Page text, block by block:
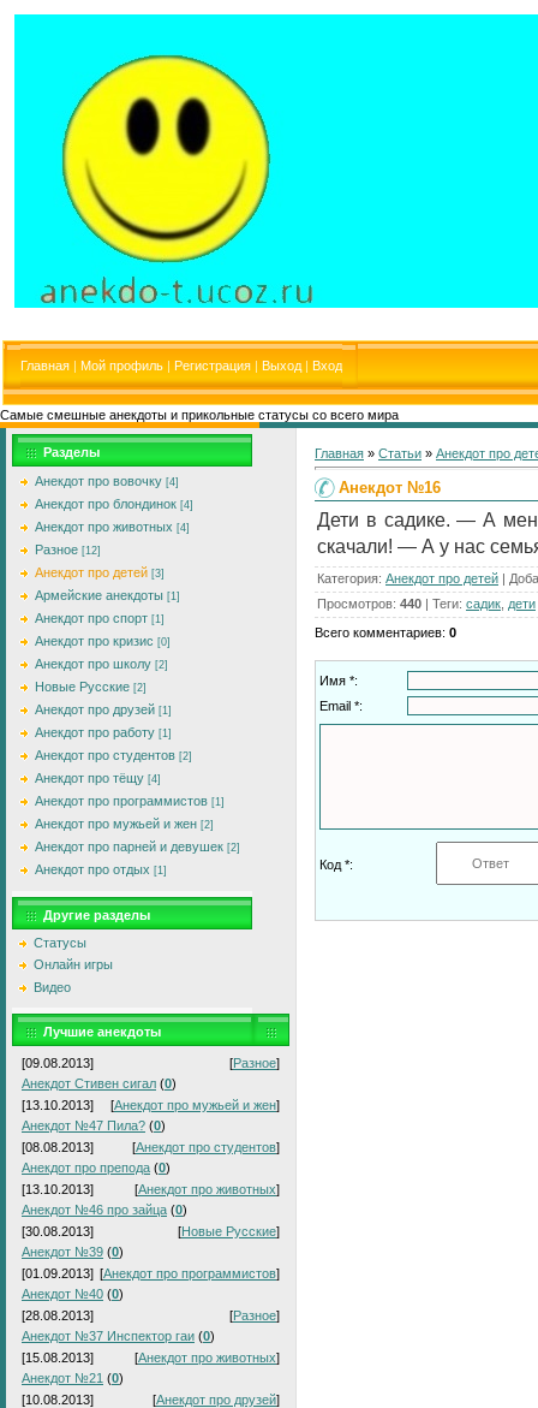
Главная | Мой профиль | Регистрация | Выход | Вход
Самые смешные анекдоты и прикольные статусы со всего мира
Разделы
Анекдот про вовочку [4]
Анекдот про блондинок [4]
Анекдот про животных [4]
Разное [12]
Анекдот про детей [3]
Армейские анекдоты [1]
Анекдот про спорт [1]
Анекдот про кризис [0]
Анекдот про школу [2]
Новые Русские [2]
Анекдот про друзей [1]
Анекдот про работу [1]
Анекдот про студентов [2]
Анекдот про тёщу [4]
Анекдот про программистов [1]
Анекдот про мужьей и жен [2]
Анекдот про парней и девушек [2]
Анекдот про отдых [1]
Другие разделы
Статусы
Онлайн игры
Видео
Лучшие анекдоты
[09.08.2013] [Разное]
Анекдот Стивен сигал (0)
[13.10.2013]
[Анекдот про мужьей и жен]
Анекдот №47 Пила? (0)
[08.08.2013]
[Анекдот про студентов]
Анекдот про препода (0)
[13.10.2013]
[Анекдот про животных]
Анекдот №46 про зайца (0)
[30.08.2013]
[Новые Русские]
Анекдот №39 (0)
[01.09.2013] [Анекдот про программистов]
Анекдот №40 (0)
[28.08.2013]
[Разное]
Анекдот №37 Инспектор гаи (0)
[15.08.2013]
[Анекдот про животных]
Анекдот №21 (0)
[10.08.2013]
[Анекдот про друзей]
Главная » Статьи » Анекдот про
Анекдот №16
Дети в садике. — А
скачали! — А у нас
Категория: Анекдот про детей |
Просмотров: 440 | Теги: садик дети
Всего комментариев: 0
Имя *:
Email *:
Код *: